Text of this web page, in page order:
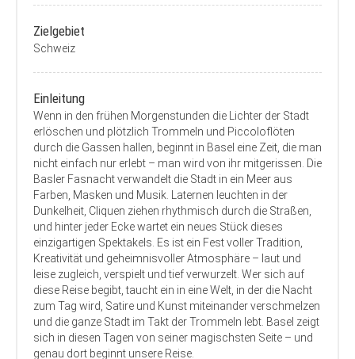
Zielgebiet
Schweiz
Einleitung
Wenn in den frühen Morgenstunden die Lichter der Stadt
erlöschen und plötzlich Trommeln und Piccoloflöten
durch die Gassen hallen, beginnt in Basel eine Zeit, die man
nicht einfach nur erlebt – man wird von ihr mitgerissen. Die
Basler Fasnacht verwandelt die Stadt in ein Meer aus
Farben, Masken und Musik. Laternen leuchten in der
Dunkelheit, Cliquen ziehen rhythmisch durch die Straßen,
und hinter jeder Ecke wartet ein neues Stück dieses
einzigartigen Spektakels. Es ist ein Fest voller Tradition,
Kreativität und geheimnisvoller Atmosphäre – laut und
leise zugleich, verspielt und tief verwurzelt. Wer sich auf
diese Reise begibt, taucht ein in eine Welt, in der die Nacht
zum Tag wird, Satire und Kunst miteinander verschmelzen
und die ganze Stadt im Takt der Trommeln lebt. Basel zeigt
sich in diesen Tagen von seiner magischsten Seite – und
genau dort beginnt unsere Reise.